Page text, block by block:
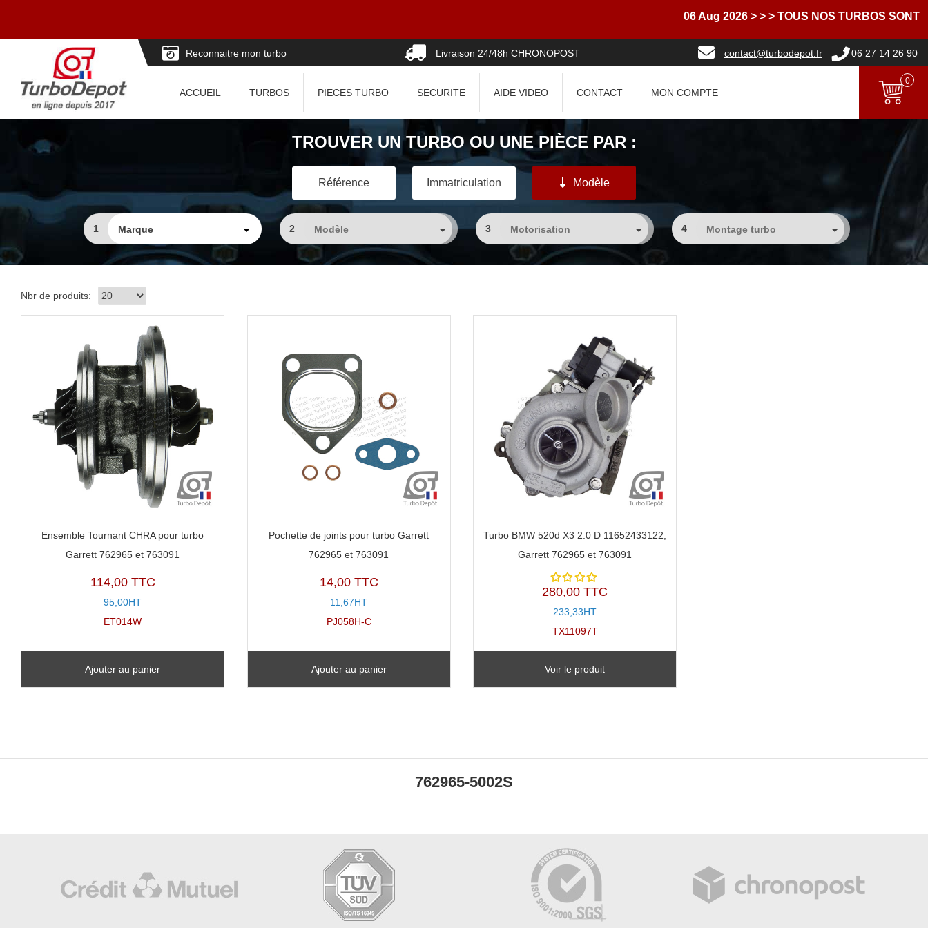
06 Aug 2026 > > > TOUS NOS TURBOS SONT
Reconnaitre mon turbo Livraison 24/48h CHRONOPOST contact@turbodepot.fr 06 27 14 26 90
ACCUEIL TURBOS PIECES TURBO SECURITE AIDE VIDEO CONTACT MON COMPTE
0
TROUVER UN TURBO OU UNE PIÈCE PAR :
Référence Immatriculation Modèle
1 2 3 4
Nbr de produits:
Ensemble Tournant CHRA pour turbo
Garrett 762965 et 763091
114,00 TTC
95,00HT
ET014W
Ajouter au panier
Pochette de joints pour turbo Garrett
762965 et 763091
14,00 TTC
11,67HT
PJ058H-C
Ajouter au panier
Turbo BMW 520d X3 2.0 D 11652433122,
Garrett 762965 et 763091
Note
5
280,00 TTC
233,33HT
TX11097T
Voir le produit
762965-5002S